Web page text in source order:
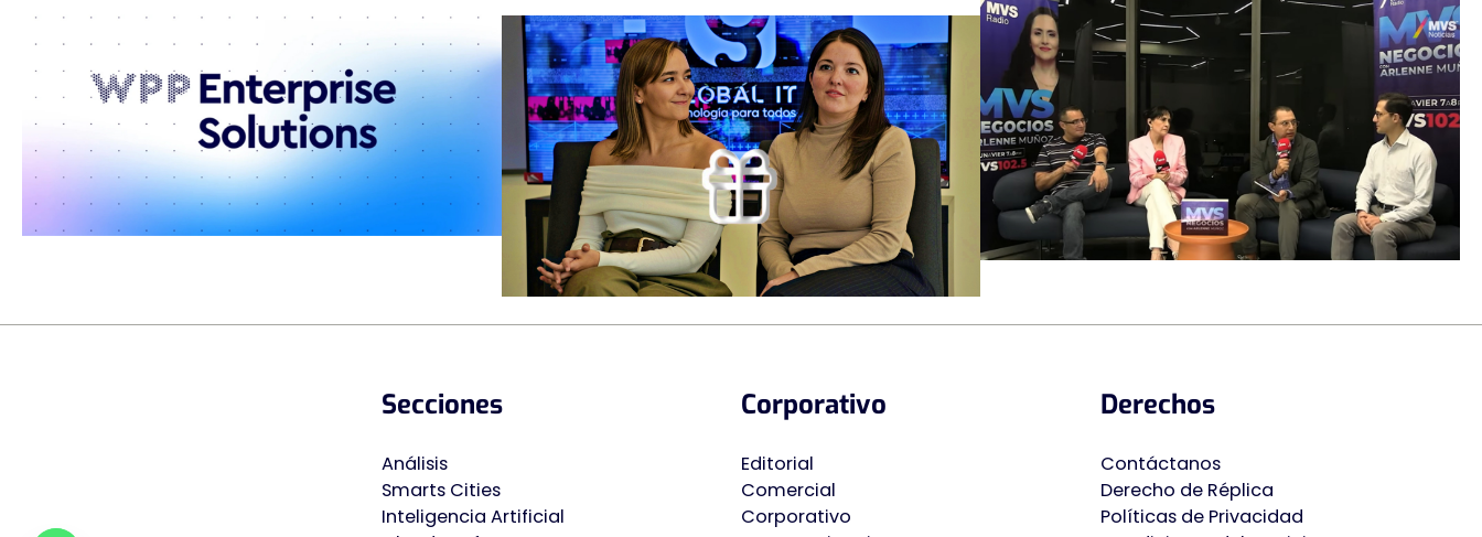
Secciones
Análisis
Smarts Cities
Inteligencia Artificial
Corporativo
Editorial
Comercial
Corporativo
Derechos
Contáctanos
Derecho de Réplica
Políticas de Privacidad